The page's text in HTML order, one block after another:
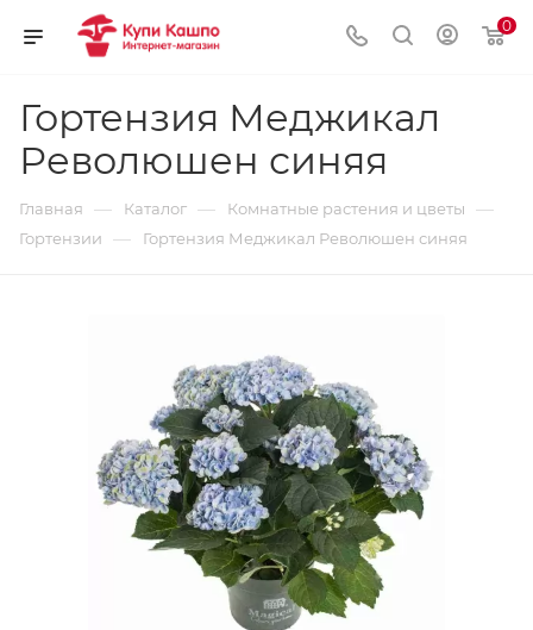
0
Гортензия Меджикал
Революшен синяя
Главная — Каталог — Комнатные растения и цветы —
Гортензии — Гортензия Меджикал Революшен синяя